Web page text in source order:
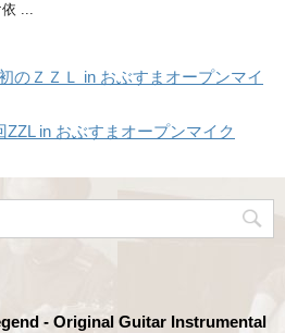
依 ...
のＺＺＬ in おぶすまオープンマイ
in おぶすまオープンマイク
- Original Guitar Instrumental